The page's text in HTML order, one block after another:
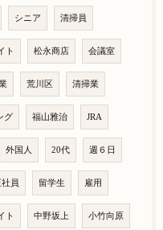
シニア 清掃員
ト 松永商店 会議室
荒川区 清掃業
グ 福山雅治 JRA
外国人 20代 週６日
社員 留学生 雇用
ト 中野坂上 小竹向原